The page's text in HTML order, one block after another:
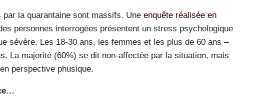
la quarantaine sont massifs. Une enquête réalisée en
personnes interrogées présentent un stress psychologique
sévère. Les 18-30 ans, les femmes et les plus de 60 ans –
La majorité (60%) se dit non-affectée par la situation, mais
perspective phusique.